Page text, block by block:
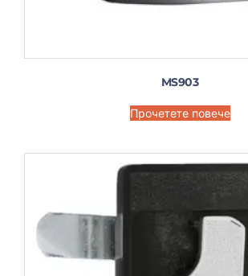
MS903
Прочетете повече